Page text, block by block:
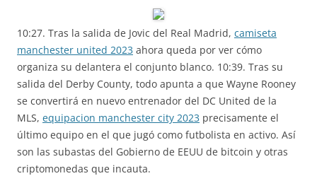
10:27. Tras la salida de Jovic del Real Madrid, camiseta
manchester united 2023 ahora queda por ver cómo
organiza su delantera el conjunto blanco. 10:39. Tras su
salida del Derby County, todo apunta a que Wayne Rooney
se convertirá en nuevo entrenador del DC United de la
MLS, equipacion manchester city 2023 precisamente el
último equipo en el que jugó como futbolista en activo. Así
son las subastas del Gobierno de EEUU de bitcoin y otras
criptomonedas que incauta.